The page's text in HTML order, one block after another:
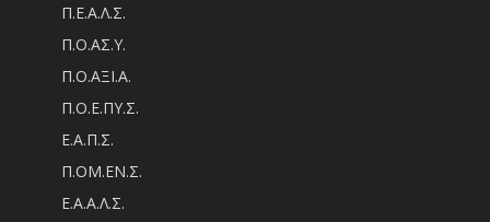
Π.Ε.Α.Λ.Σ.
Π.Ο.ΑΣ.Υ.
Π.Ο.ΑΞΙ.Α.
Π.Ο.Ε.ΠΥ.Σ.
Ε.Α.Π.Σ.
Π.ΟM.EN.Σ.
Ε.Α.Α.Λ.Σ.